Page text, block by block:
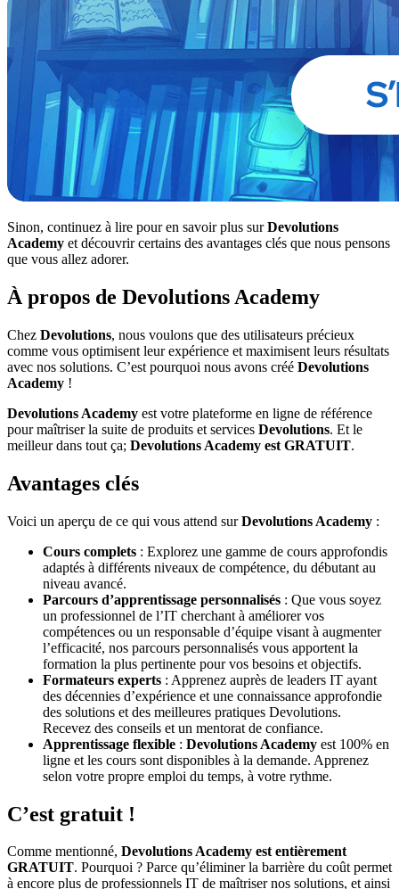
Sinon, continuez à lire pour en savoir plus surDevolutions
Academy et découvrir certains des avantages clés que nous pensons
que vous allez adorer.
À propos de Devolutions Academy
Chez Devolutions, nous voulons que des utilisateurs précieux
comme vous optimisent leur expérience et maximisent leurs résultats
avec nos solutions. C’est pourquoi nous avons créé Devolutions
Academy !
Devolutions Academy est votre plateforme en ligne de référence
pour maîtriser la suite de produits et services Devolutions. Et le
meilleur dans tout ça; Devolutions Academy est GRATUIT.
Avantages clés
Voici un aperçu de ce qui vous attend surDevolutions Academy :
Cours complets : Explorez une gamme de cours approfondis
adaptés à différents niveaux de compétence, du débutant au
niveau avancé.
Parcours d’apprentissage personnalisés : Que vous soyez
un professionnel de l’IT cherchant à améliorer vos
compétences ou un responsable d’équipe visant à augmenter
l’efficacité, nos parcours personnalisés vous apportent la
formation la plus pertinente pour vos besoins et objectifs.
Formateurs experts : Apprenez auprès de leaders IT ayant
des décennies d’expérience et une connaissance approfondie
des solutions et des meilleures pratiques Devolutions.
Recevez des conseils et un mentorat de confiance.
Apprentissage flexible : Devolutions Academy est 100% en
ligne et les cours sont disponibles à la demande. Apprenez
selon votre propre emploi du temps, à votre rythme.
C’est gratuit !
Comme mentionné, Devolutions Academy est entièrement
GRATUIT. Pourquoi ? Parce qu’éliminer la barrière du coût permet
à encore plus de professionnels IT de maîtriser nos solutions, et ainsi